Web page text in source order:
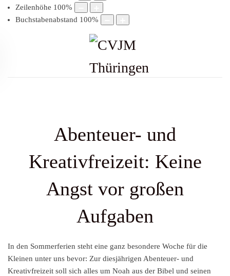
Zeilenhöhe 100%
Buchstabenabstand 100%
Abenteuer- und
Kreativfreizeit: Keine
Angst vor großen
Aufgaben
In den Sommerferien steht eine ganz besondere Woche für die
Kleinen unter uns bevor: Zur diesjährigen Abenteuer- und
Kreativfreizeit soll sich alles um Noah aus der Bibel und seinen